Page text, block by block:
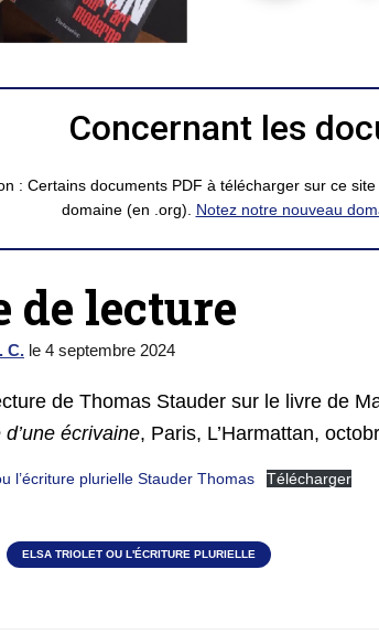
Concernant les
: Certains documents PDF à télécharger sur ce
domaine (en .org). Notez notre nouveau
de lecture
C. le 4 septembre 2024
de Thomas Stauder sur le livre de
écrivaine, Paris, L’Harmattan,
l’écriture plurielle Stauder Thomas Télécharger
ELSA TRIOLET OU L'ÉCRITURE PLURIELLE